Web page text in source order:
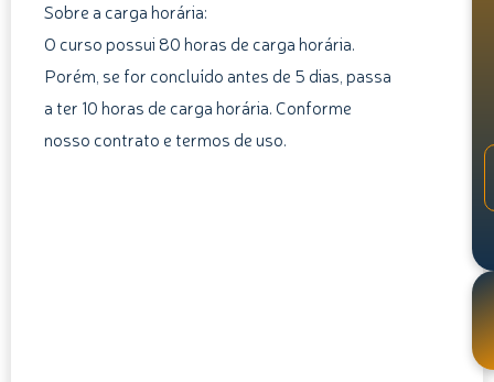
Sobre a carga horária:
O curso possui 80 horas de carga horária.
Porém, se for concluído antes de 5 dias, passa
a ter 10 horas de carga horária. Conforme
nosso contrato e termos de uso.